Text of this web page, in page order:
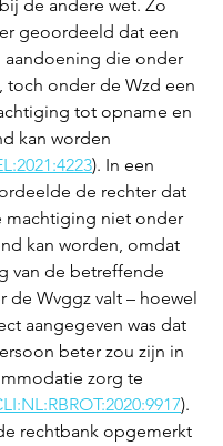
de andere wet. Zo
geoordeeld dat een
aandoening die onder
toch onder de Wzd een
tot opname en
kan worden
). In een
de rechter dat
machtiging niet onder
kan worden, omdat
van de betreffende
de Wvggz valt – hoewel
aangegeven was dat
beter zou zijn in
zorg te
).
rechtbank opgemerkt